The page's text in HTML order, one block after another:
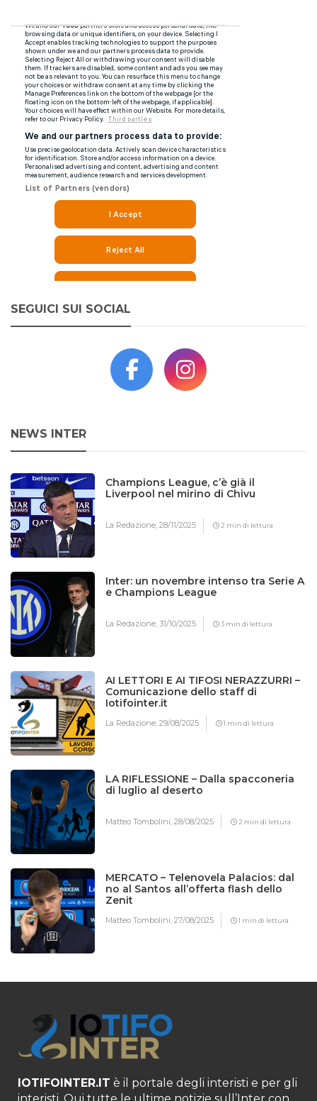
SEGUICI SUI SOCIAL
NEWS INTER
Champions League, c’è già il
Liverpool nel mirino di Chivu
La Redazione,28/11/2025 2 min di lettura
Inter: un novembre intenso tra Serie A
e Champions League
La Redazione,31/10/2025 3 min di lettura
AI LETTORI E AI TIFOSI NERAZZURRI –
Comunicazione dello staff di
Iotifointer.it
La Redazione,29/08/2025 1 min di lettura
LA RIFLESSIONE – Dalla spacconeria
di luglio al deserto
Matteo Tombolini,28/08/2025 2 min di lettura
MERCATO – Telenovela Palacios: dal
no al Santos all’offerta flash dello
Zenit
Matteo Tombolini,27/08/2025 1 min di lettura
IOTIFOINTER.IT è il portale degli interisti e per gli